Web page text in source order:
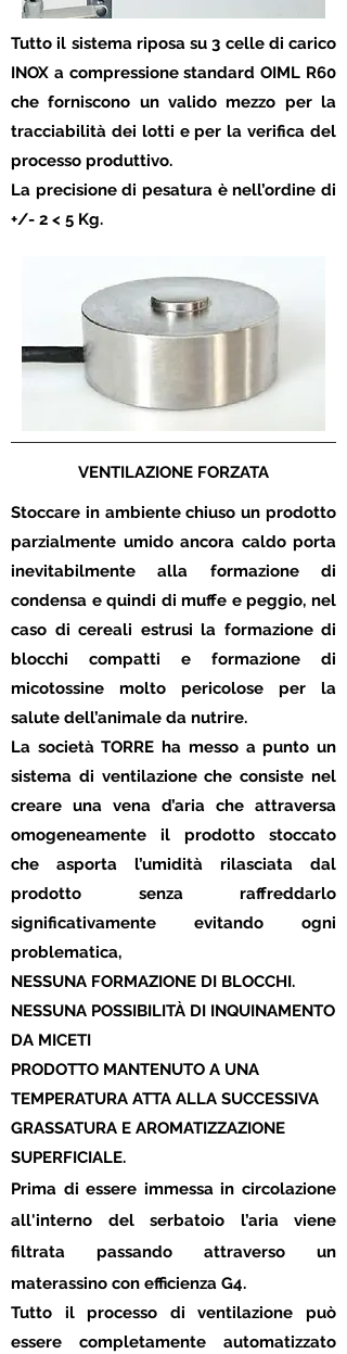
Tutto il sistema riposa su 3 celle di carico
INOX a compressione standard OIML R60
che forniscono un valido mezzo per la
tracciabilità dei lotti e per la verifica del
processo produttivo.
La precisione di pesatura è nell’ordine di
+/- 2 < 5 Kg.
VENTILAZIONE FORZATA
Stoccare in ambiente chiuso un prodotto
parzialmente umido ancora caldo porta
inevitabilmente alla formazione di
condensa e quindi di muffe e peggio, nel
caso di cereali estrusi la formazione di
blocchi compatti e formazione di
micotossine molto pericolose per la
salute dell’animale da nutrire.
La società TORRE ha messo a punto un
sistema di ventilazione che consiste nel
creare una vena d’aria che attraversa
omogeneamente il prodotto stoccato
che asporta l’umidità rilasciata dal
prodotto senza raffreddarlo
significativamente evitando ogni
problematica,
NESSUNA FORMAZIONE DI BLOCCHI.
NESSUNA POSSIBILITÀ DI INQUINAMENTO
DA MICETI
PRODOTTO MANTENUTO A UNA
TEMPERATURA ATTA ALLA SUCCESSIVA
GRASSATURA E AROMATIZZAZIONE
SUPERFICIALE.
Prima di essere immessa in circolazione
all'interno del serbatoio l’aria viene
filtrata passando attraverso un
materassino con efficienza G4.
Tutto il processo di ventilazione può
essere completamente automatizzato